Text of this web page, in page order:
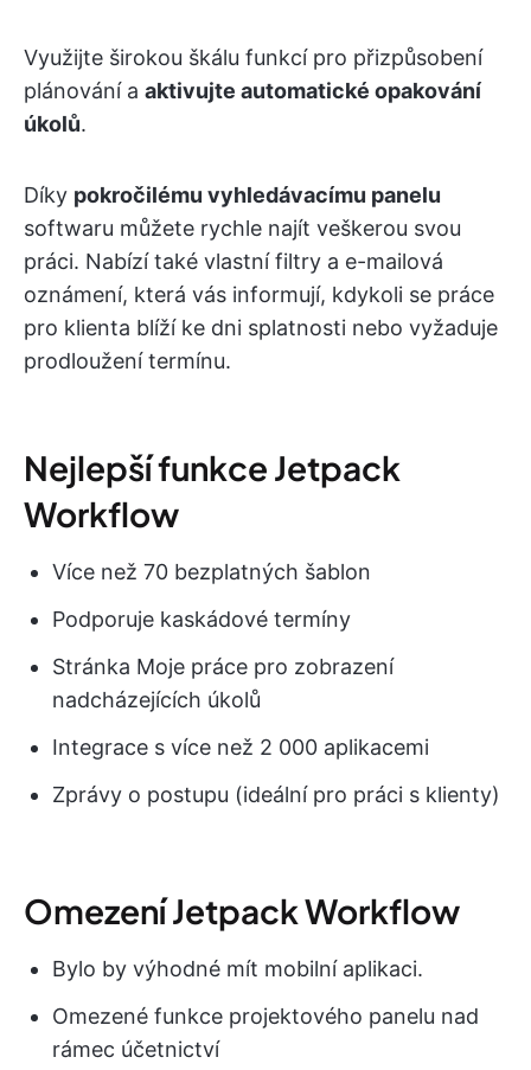
Využijte širokou škálu funkcí pro přizpůsobení
plánování a aktivujte automatické opakování
úkolů.
Díky pokročilému vyhledávacímu panelu
softwaru můžete rychle najít veškerou svou
práci. Nabízí také vlastní filtry a e-mailová
oznámení, která vás informují, kdykoli se práce
pro klienta blíží ke dni splatnosti nebo vyžaduje
prodloužení termínu.
Nejlepší funkce Jetpack
Workflow
Více než 70 bezplatných šablon
Podporuje kaskádové termíny
Stránka Moje práce pro zobrazení
nadcházejících úkolů
Integrace s více než 2 000 aplikacemi
Zprávy o postupu (ideální pro práci s klienty)
Omezení Jetpack Workflow
Bylo by výhodné mít mobilní aplikaci.
Omezené funkce projektového panelu nad
rámec účetnictví